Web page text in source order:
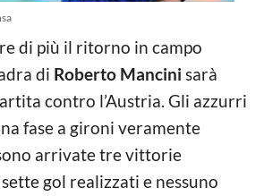
di più il ritorno in campo
di Roberto Mancini sarà
contro l’Austria. Gli azzurri
fase a gironi veramente
arrivate tre vittorie
gol realizzati e nessuno